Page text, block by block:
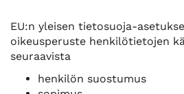
EU:n yleisen tietosuoja-
oikeusperuste henkilötietojen
seuraavista
henkilön suostumus